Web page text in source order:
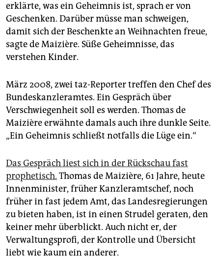
genossenschaft
epaper login
erklärte, was ein Geheimnis ist, sprach er von
Geschenken. Darüber müsse man schweigen,
damit sich der Beschenkte an Weihnachten freue,
sagte de Maizière. Süße Geheimnisse, das
verstehen Kinder.
März 2008, zwei taz-Reporter treffen den Chef des
Bundeskanzleramtes. Ein Gespräch über
Verschwiegenheit soll es werden. Thomas de
Maizière erwähnte damals auch ihre dunkle Seite.
„Ein Geheimnis schließt notfalls die Lüge ein.“
Das Gespräch liest sich in der Rückschau fast
prophetisch. Thomas de Maizière, 61 Jahre, heute
Innenminister, früher Kanzleramtschef, noch
früher in fast jedem Amt, das Landesregierungen
zu bieten haben, ist in einen Strudel geraten, den
keiner mehr überblickt. Auch nicht er, der
Verwaltungsprofi, der Kontrolle und Übersicht
liebt wie kaum ein anderer.